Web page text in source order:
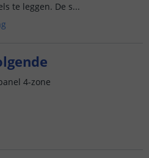
te leggen. De s...
4-zone